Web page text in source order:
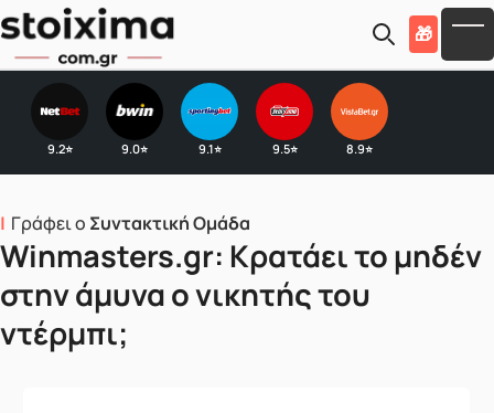
Skip to main content
🎁
9.2⭐ 9.0⭐ 9.1⭐ 9.5⭐ 8.9⭐
Γράφει ο Συντακτική Ομάδα
Winmasters.gr: Κρατάει το μηδέν
στην άμυνα ο νικητής του
ντέρμπι;